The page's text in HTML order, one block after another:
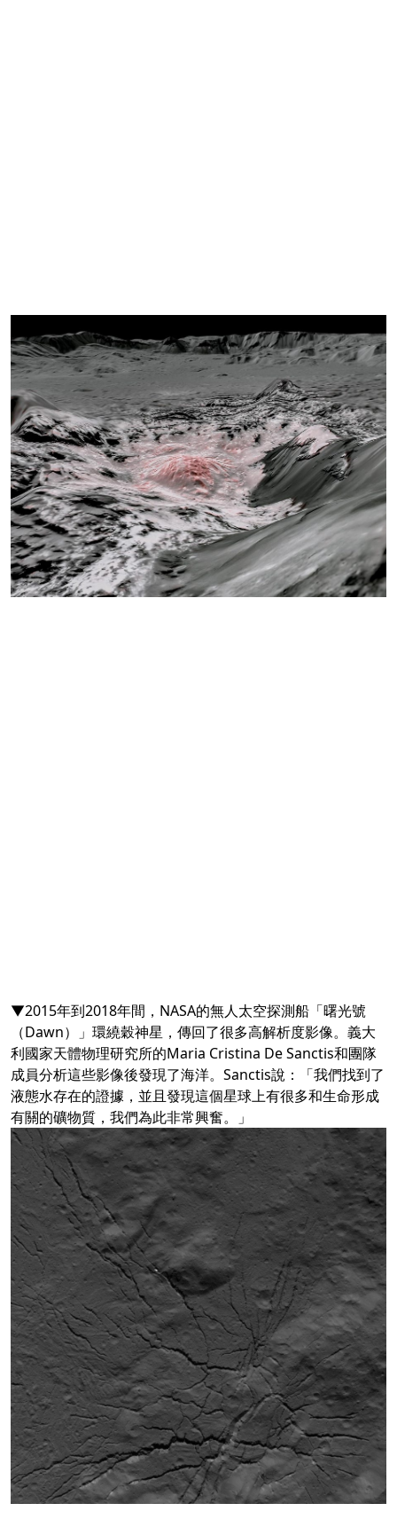
▼2015年到2018年間，NASA的無人太空探測船「曙光號
（Dawn）」環繞穀神星，傳回了很多高解析度影像。義大
利國家天體物理研究所的Maria Cristina De Sanctis和團隊
成員分析這些影像後發現了海洋。Sanctis說：「我們找到了
液態水存在的證據，並且發現這個星球上有很多和生命形成
有關的礦物質，我們為此非常興奮。」